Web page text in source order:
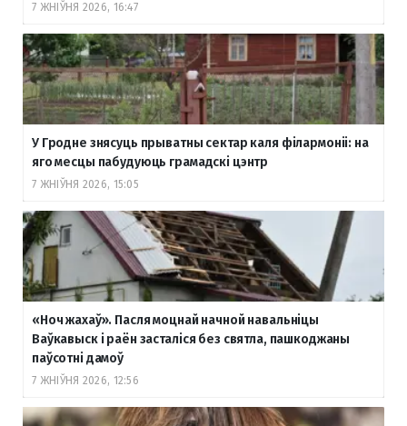
7 ЖНІЎНЯ 2026, 16:47
У Гродне знясуць прыватны сектар каля філармоніі: на
яго месцы пабудуюць грамадскі цэнтр
7 ЖНІЎНЯ 2026, 15:05
«Ноч жахаў». Пасля моцнай начной навальніцы
Ваўкавыск і раён засталіся без святла, пашкоджаны
паўсотні дамоў
7 ЖНІЎНЯ 2026, 12:56